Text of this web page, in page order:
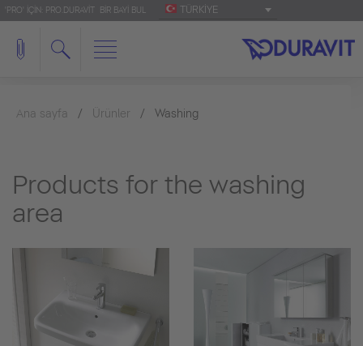
'PRO' IÇIN: PRO.DURAVIT BIR BAYI BUL TÜRKIYE
Ana sayfa Ürünler Washing
Products for the washing
area